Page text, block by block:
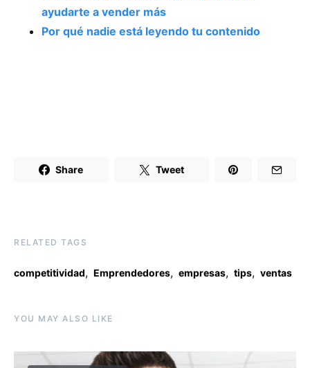
ayudarte a vender más
Por qué nadie está leyendo tu contenido
Share Tweet
RELATED TAGS
competitividad, Emprendedores, empresas, tips, ventas
YOU MAY ALSO LIKE